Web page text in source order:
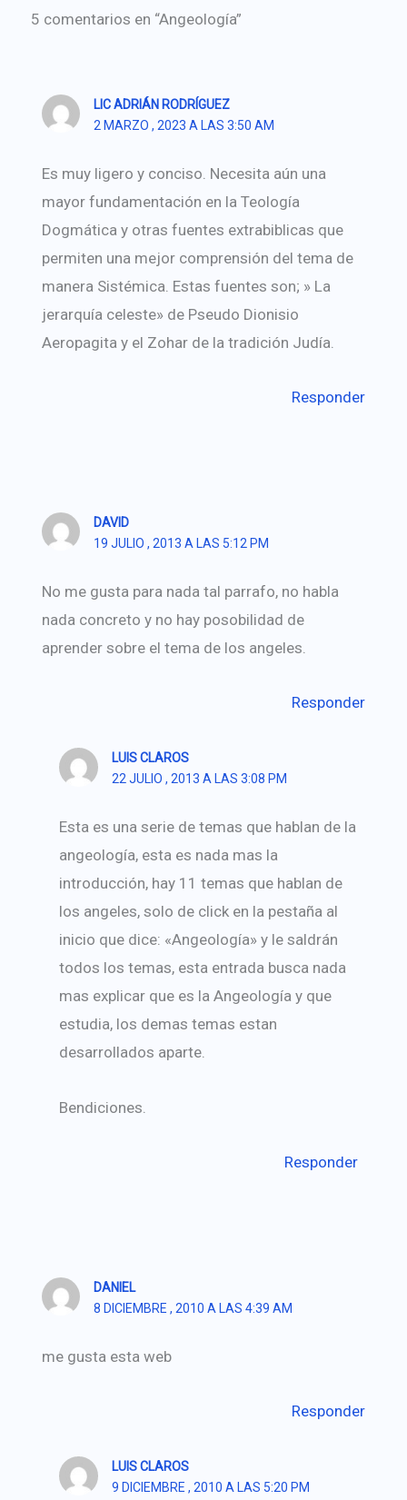
5 comentarios en “Angeología”
LIC ADRIÁN RODRÍGUEZ
2 MARZO , 2023 A LAS 3:50 AM
Es muy ligero y conciso. Necesita aún una
mayor fundamentación en la Teología
Dogmática y otras fuentes extrabiblicas que
permiten una mejor comprensión del tema de
manera Sistémica. Estas fuentes son; » La
jerarquía celeste» de Pseudo Dionisio
Aeropagita y el Zohar de la tradición Judía.
Responder
DAVID
19 JULIO , 2013 A LAS 5:12 PM
No me gusta para nada tal parrafo, no habla
nada concreto y no hay posobilidad de
aprender sobre el tema de los angeles.
Responder
LUIS CLAROS
22 JULIO , 2013 A LAS 3:08 PM
Esta es una serie de temas que hablan de la
angeología, esta es nada mas la
introducción, hay 11 temas que hablan de
los angeles, solo de click en la pestaña al
inicio que dice: «Angeología» y le saldrán
todos los temas, esta entrada busca nada
mas explicar que es la Angeología y que
estudia, los demas temas estan
desarrollados aparte.
Bendiciones.
Responder
DANIEL
8 DICIEMBRE , 2010 A LAS 4:39 AM
me gusta esta web
Responder
LUIS CLAROS
9 DICIEMBRE , 2010 A LAS 5:20 PM